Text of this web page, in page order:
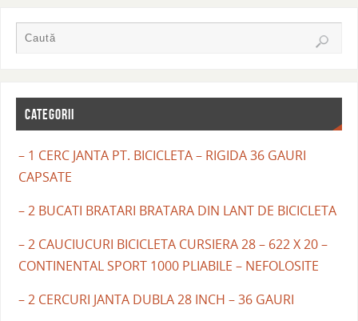
CATEGORII
– 1 CERC JANTA PT. BICICLETA – RIGIDA 36 GAURI
CAPSATE
– 2 BUCATI BRATARI BRATARA DIN LANT DE BICICLETA
– 2 CAUCIUCURI BICICLETA CURSIERA 28 – 622 X 20 –
CONTINENTAL SPORT 1000 PLIABILE – NEFOLOSITE
– 2 CERCURI JANTA DUBLA 28 INCH – 36 GAURI